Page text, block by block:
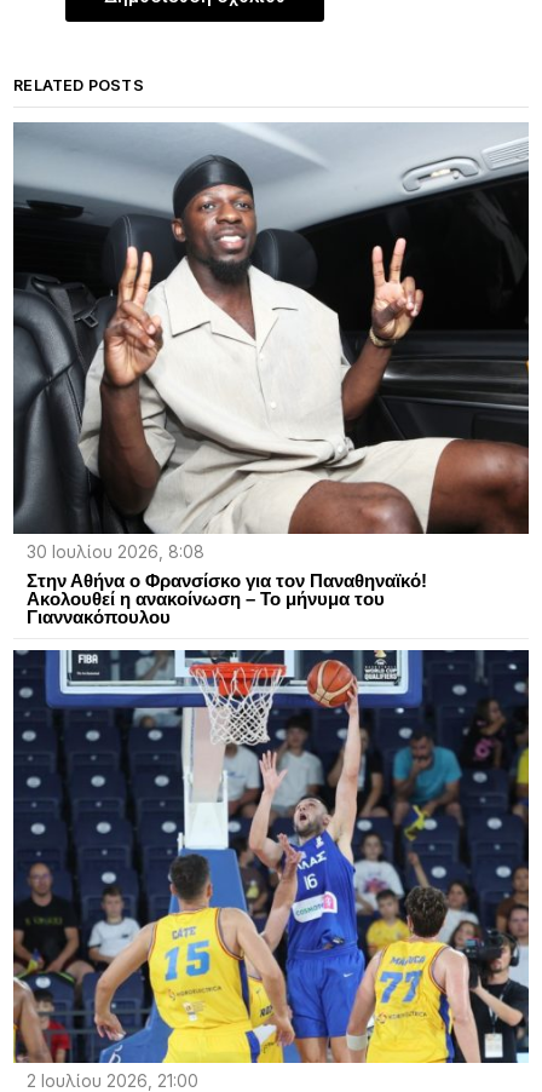
RELATED POSTS
30 Ιουλίου 2026, 8:08
Στην Αθήνα ο Φρανσίσκο για τον Παναθηναϊκό!
Ακολουθεί η ανακοίνωση – Το μήνυμα του
Γιαννακόπουλου
2 Ιουλίου 2026, 21:00